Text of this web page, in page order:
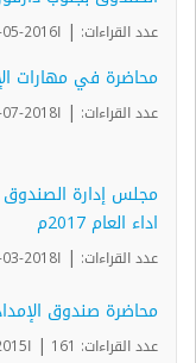
عدد القراءات: | ا2016-05-21 09:07:29
محاضرة في مهارات
عدد القراءات: | ا2018-07-04 08:00:00
مجلس إدارة الصندوق
اداء العام 2017م
عدد القراءات: | ا2018-03-12 00:00:00
محاضرة صندوق
عدد القراءات: 161 | ا2015-04-30 12:03:44